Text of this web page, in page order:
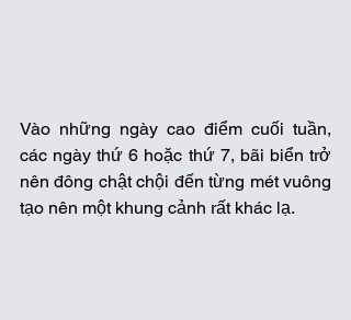
Vào những ngày cao điểm cuối tuần,
các ngày thứ 6 hoặc thứ 7, bãi biển trở
nên đông chật chội đến từng mét vuông
tạo nên một khung cảnh rất khác lạ.